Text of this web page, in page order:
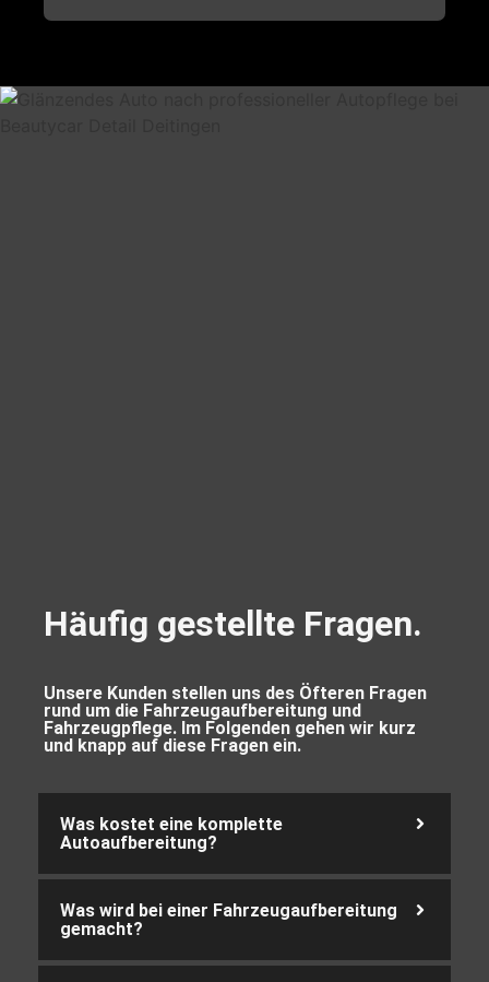
Häufig gestellte Fragen.
Unsere Kunden stellen uns des Öfteren Fragen
rund um die Fahrzeugaufbereitung und
Fahrzeugpflege. Im Folgenden gehen wir kurz
und knapp auf diese Fragen ein.
Was kostet eine komplette
Autoaufbereitung?
Was wird bei einer Fahrzeugaufbereitung
gemacht?